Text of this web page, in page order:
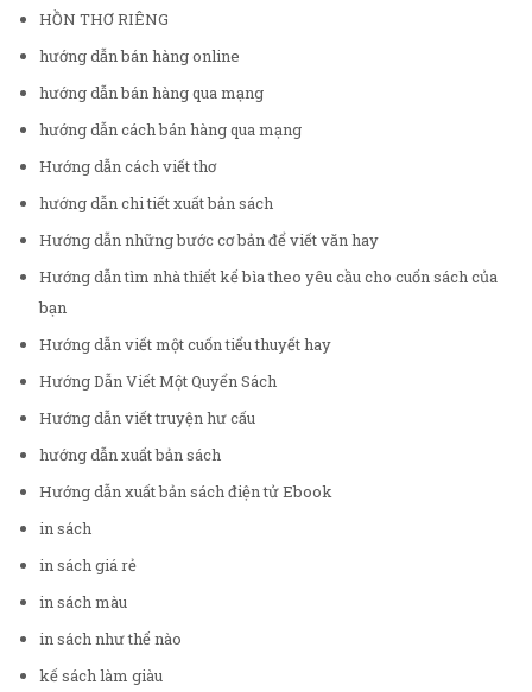
HỒN THƠ RIÊNG
hướng dẫn bán hàng online
hướng dẫn bán hàng qua mạng
hướng dẫn cách bán hàng qua mạng
Hướng dẫn cách viết thơ
hướng dẫn chi tiết xuất bản sách
Hướng dẫn những bước cơ bản để viết văn hay
Hướng dẫn tìm nhà thiết kế bìa theo yêu cầu cho cuốn sách của
bạn
Hướng dẫn viết một cuốn tiểu thuyết hay
Hướng Dẫn Viết Một Quyển Sách
Hướng dẫn viết truyện hư cấu
hướng dẫn xuất bản sách
Hướng dẫn xuất bản sách điện tử Ebook
in sách
in sách giá rẻ
in sách màu
in sách như thế nào
kế sách làm giàu